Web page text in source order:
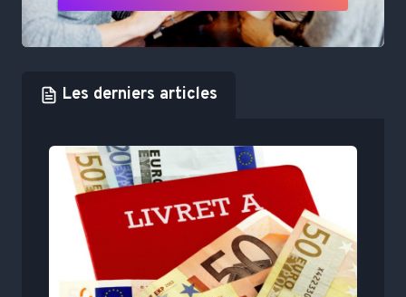
Les derniers articles